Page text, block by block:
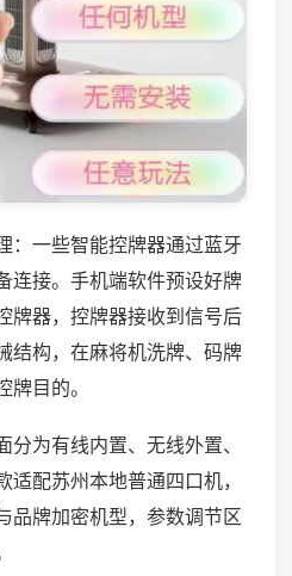
：一些智能控牌器通过蓝牙
连接。手机端软件预设好牌
牌器，控牌器接收到信号后
结构，在麻将机洗牌、码牌
目的。
为有线内置、无线外置、
配苏州本地普通四口机，
品牌加密机型，参数调节区